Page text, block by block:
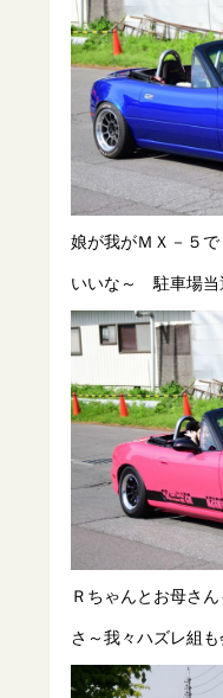
娘が我がＭＸ－５で
いいな～ 駐車場当
Ｒちゃんとお母さ
さ～我々ハズレ組も